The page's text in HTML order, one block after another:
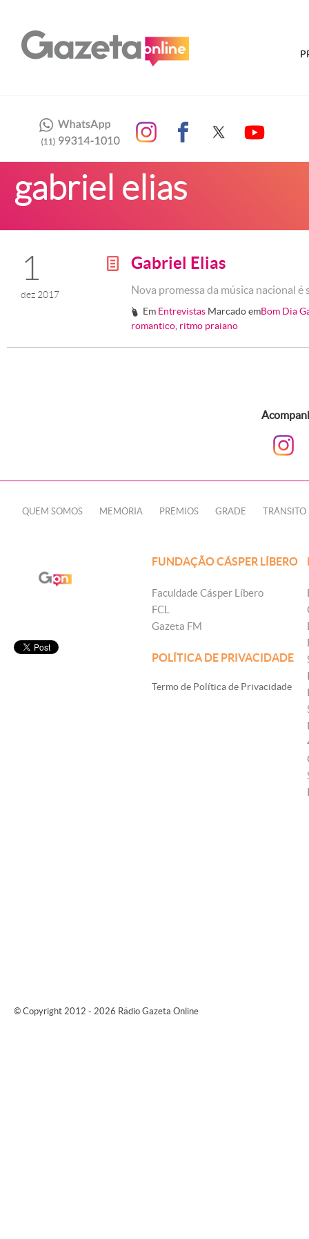
gabriel elias
1
dez 2017
g Gabriel Elias
Nova promessa da música nacional é
# Em Entrevistas Marcado emBom Dia
romantico ritmo praiano
QUEM SOMOS MEMÓRIA PRÊMIOS GRADE TRÂNSITO
FUNDAÇÃO CÁSPER LÍBERO
Faculdade Cásper Líbero
FCL
Gazeta FM
POLÍTICA DE PRIVACIDADE
Termo de Política de Privacidade
© Copyright 2012 - 2026 Rádio Gazeta Online